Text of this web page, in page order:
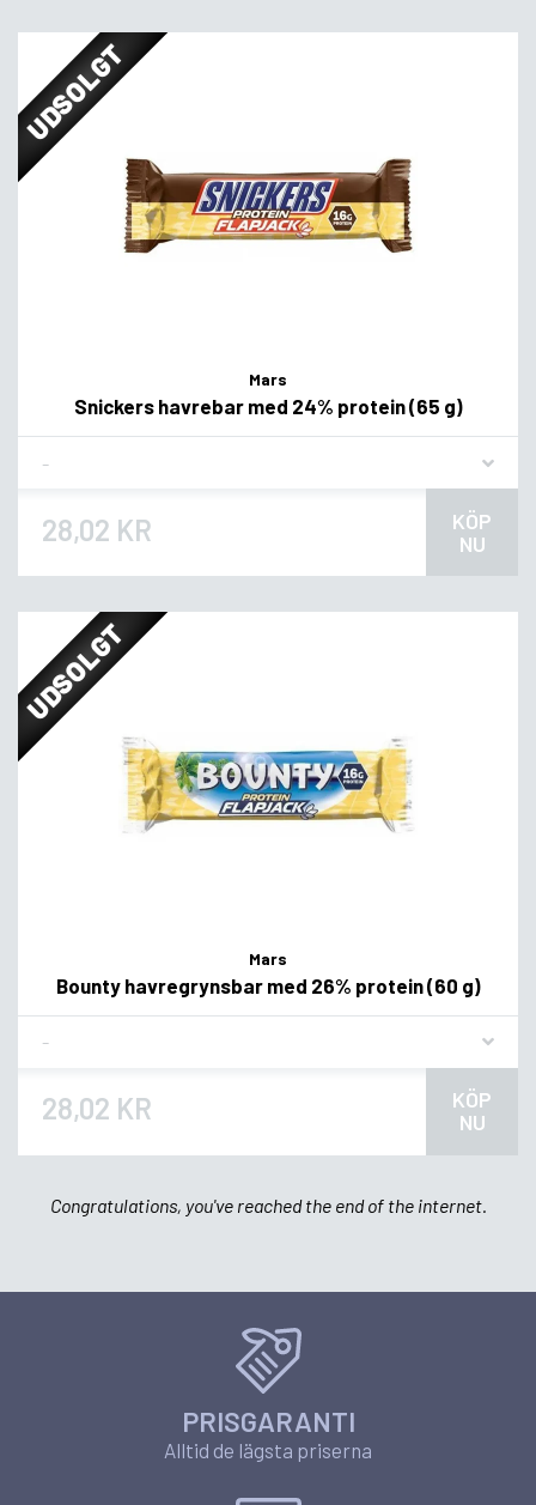
UDSOLGT
Mars
Snickers havrebar med 24% protein (65 g)
28,02 KR
KÖP
NU
UDSOLGT
Mars
Bounty havregrynsbar med 26% protein (60 g)
28,02 KR
KÖP
NU
Congratulations, you've reached the end of the internet.
PRISGARANTI
Alltid de lägsta priserna